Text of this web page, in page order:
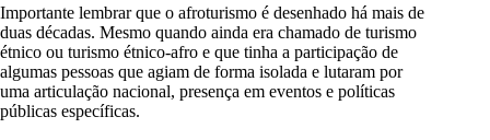
Importante lembrar que o afroturismo é desenhado há mais de
duas décadas. Mesmo quando ainda era chamado de turismo
étnico ou turismo étnico-afro e que tinha a participação de
algumas pessoas que agiam de forma isolada e lutaram por
uma articulação nacional, presença em eventos e políticas
públicas específicas.